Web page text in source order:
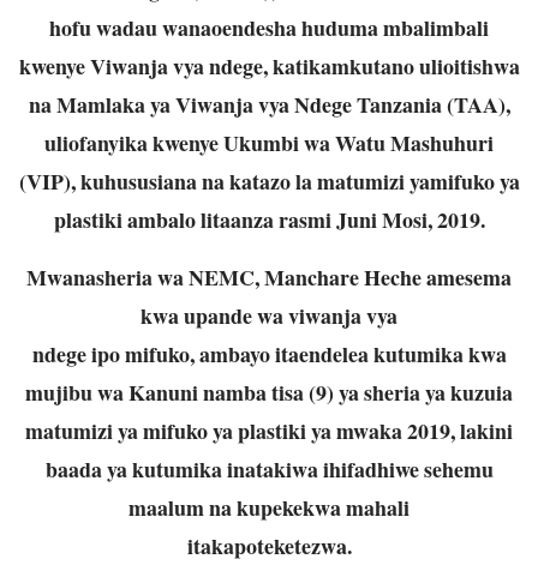
hofu wadau wanaoendesha huduma mbalimbali
kwenye Viwanja vya ndege, katikamkutano ulioitishwa
na Mamlaka ya Viwanja vya Ndege Tanzania (TAA),
uliofanyikakwenye Ukumbi wa Watu Mashuhuri
(VIP), kuhususiana na katazo la matumizi yamifuko ya
plastiki ambalo litaanza rasmi Juni Mosi, 2019.
Mwanasheria wa NEMC, Manchare Heche amesema
kwa upande wa viwanja vya
ndege ipo mifuko, ambayo itaendelea kutumika kwa
mujibu wa Kanuni namba tisa (9)ya sheria ya kuzuia
matumizi ya mifuko ya plastiki ya mwaka 2019, lakini
baada yakutumika inatakiwa ihifadhiwe sehemu
maalum na kupekekwa mahali
itakapoteketezwa.